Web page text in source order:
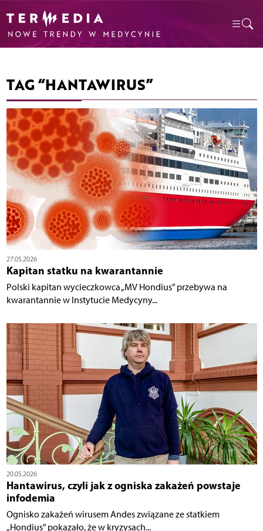
TAG “HANTAWIRUS”
27.05.2026
Kapitan statku na kwarantannie
Polski kapitan wycieczkowca „MV Hondius” przebywa na
kwarantannie w Instytucie Medycyny...
20.05.2026
Hantawirus, czyli jak z ogniska zakażeń powstaje
infodemia
Ognisko zakażeń wirusem Andes związane ze statkiem
„Hondius” pokazało, że w kryzysach...